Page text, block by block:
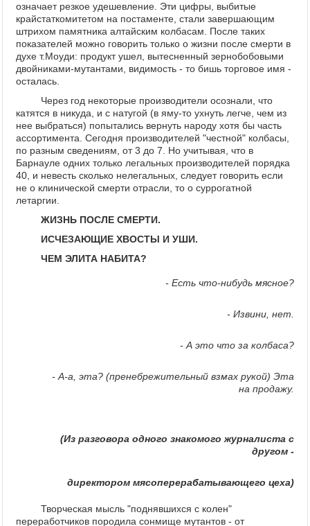
означает резкое удешевление. Эти цифры, выбитые
крайстаткомитетом на постаменте, стали завершающим
штрихом памятника алтайским колбасам. После таких
показателей можно говорить только о жизни после смерти в
духе т.Моуди: продукт ушел, вытесненный зернобобовыми
двойниками-мутантами, видимость - то бишь торговое имя -
осталась.
Через год некоторые производители осознали, что
катятся в никуда, и с натугой (в яму-то ухнуть легче, чем из
нее выбраться) попытались вернуть народу хотя бы часть
ассортимента. Сегодня производителей "честной" колбасы,
по разным сведениям, от 3 до 7. Но учитывая, что в
Барнауле одних только легальных производителей порядка
40, и невесть сколько нелегальных, следует говорить если
не о клинической смерти отрасли, то о суррогатной
летаргии.
ЖИЗНЬ ПОСЛЕ СМЕРТИ.
ИСЧЕЗАЮЩИЕ ХВОСТЫ И УШИ.
ЧЕМ ЭЛИТА НАБИТА?
- Есть что-нибудь мясное?
- Извини, нет.
- А это что за колбаса?
- А-а, эта? (пренебрежительный взмах рукой) Эта
на продажу.
(Из разговора одного знакомого журналиста с
другом -
директором мясоперерабатывающего цеха)
Творческая мысль "поднявшихся с колен"
переработчиков породила сонмище мутантов - от